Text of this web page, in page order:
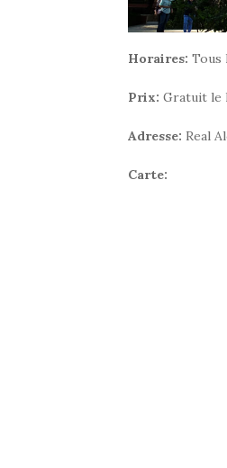
Horaires: Tous
Prix: Gratuit le
Adresse: Real
Carte: